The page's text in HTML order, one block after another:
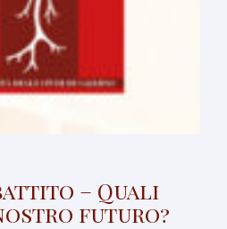
– Quali
futuro?